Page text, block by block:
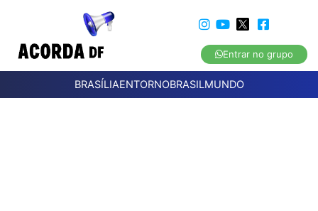
Entrar no grupo
BRASÍLIAENTORNOBRASILMUNDO